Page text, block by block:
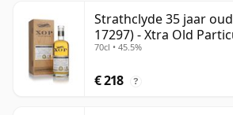
Strathclyde 35 jaar
17297) - Xtra Old
70cl • 45.5%
€ 218 ?